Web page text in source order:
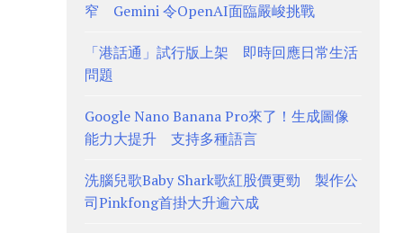
窄 Gemini 令OpenAI面臨嚴峻挑戰
「港話通」試行版上架 即時回應日常生活
問題
Google Nano Banana Pro來了！生成圖像
能力大提升 支持多種語言
洗腦兒歌Baby Shark歌紅股價更勁 製作公
司Pinkfong首掛大升逾六成